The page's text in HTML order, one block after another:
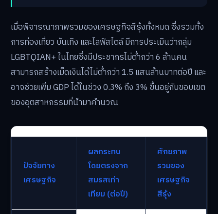
เมื่อพิจารณาภาพรวมของเศรษฐกิจสีรุ้งทั้งหมด ซึ่งรวมทั้ง
การท่องเที่ยว บันเทิง และไลฟ์สไตล์ มีการประเมินว่ากลุ่ม
LGBTQIAN+ ในไทยซึ่งมีประชากรไม่ต่ำกว่า 6 ล้านคน
สามารถสร้างเม็ดเงินได้ไม่ต่ำกว่า 1.5 แสนล้านบาทต่อปี และ
อาจช่วยเพิ่ม GDP ได้ในช่วง 0.3% ถึง 3% ขึ้นอยู่กับขอบเขต
ของอุตสาหกรรมที่นำมาคำนวณ
ปัจจัยทาง
เศรษฐกิจ
ผลกระทบ
โดยตรงจาก
สมรสเท่า
เทียม (ต่อปี)
ศักยภาพ
รวมของ
เศรษฐกิจ
สีรุ้ง